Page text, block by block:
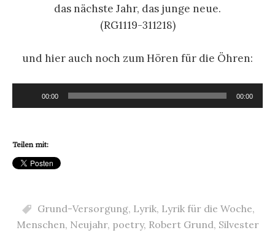
das nächste Jahr, das junge neue.
(RG1119-311218)
und hier auch noch zum Hören für die Öhren:
Audio-
Player
00:00 00:00
Teilen mit:
Grund-Versorgung, Lyrik, Lyrik für die Woche,
Menschen, Neujahr, poetry, Robert Grund, Silvester